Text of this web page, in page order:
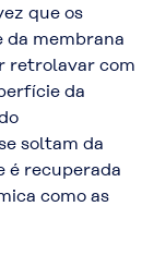
que os
da membrana
retrolavar com
da
soltam da
é recuperada
como as